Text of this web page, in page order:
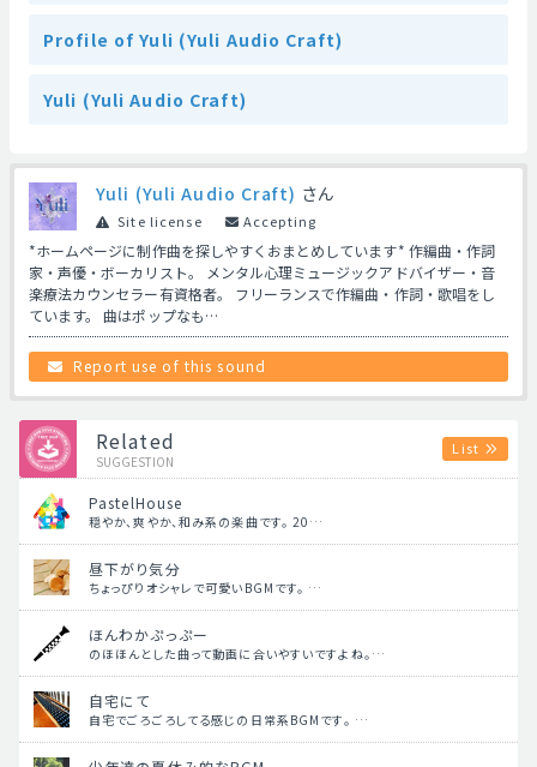
Profile of Yuli (Yuli Audio Craft)
Yuli (Yuli Audio Craft)
Yuli (Yuli Audio Craft) さん
Site license Accepting
*ホームページに制作曲を探しやすくおまとめしています* 作編曲・作詞
家・声優・ボーカリスト。 メンタル心理ミュージックアドバイザー・音
楽療法カウンセラー有資格者。 フリーランスで作編曲・作詞・歌唱をし
ています。 曲はポップなも…
Report use of this sound
Related
SUGGESTION
List
PastelHouse
穏やか、爽やか、和み系の楽曲です。 20…
昼下がり気分
ちょっぴりオシャレで可愛いBGMです。 …
ほんわかぷっぷー
のほほんとした曲って動画に合いやすいですよね。…
自宅にて
自宅でごろごろしてる感じの日常系BGMです。 …